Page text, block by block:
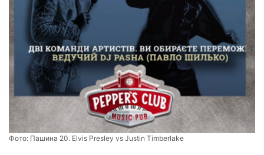
Фото: Пашина 20. Elvis Presley vs Justin Timberlake